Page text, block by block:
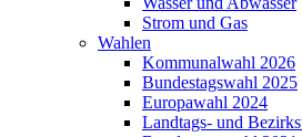
Strom und Gas
Wahlen
Kommunalwahl 2026
Bundestagswahl 2025
Europawahl 2024
Landtags- und